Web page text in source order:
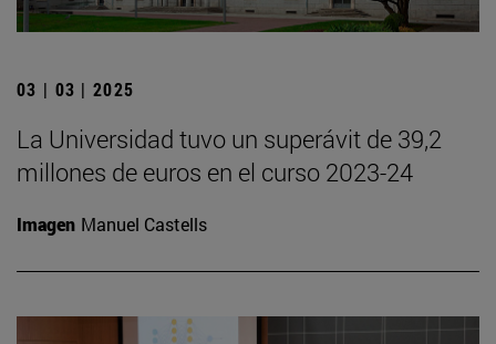
03 | 03 | 2025
La Universidad tuvo un superávit de 39,2
millones de euros en el curso 2023-24
Imagen Manuel Castells